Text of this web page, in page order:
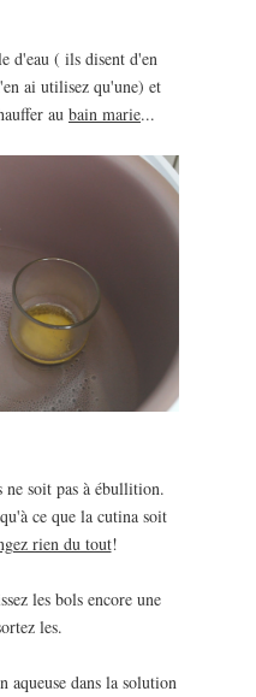
d'eau ( ils disent d'en
ai utilisez qu'une) et
au bain marie...
soit pas à ébullition.
ce que la cutina soit
rien du tout!
les bols encore une
les.
aqueuse dans la solution